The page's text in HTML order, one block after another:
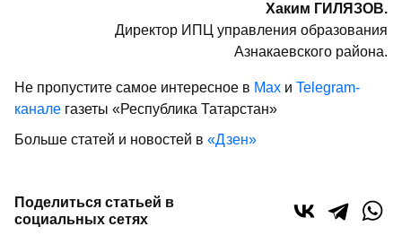
Хаким ГИЛЯЗОВ.
Директор ИПЦ управления образования
Азнакаевского района.
Не пропустите самое интересное в Max и Telegram-
канале газеты «Республика Татарстан»
Больше статей и новостей в «Дзен»
Поделиться статьей в
социальных сетях